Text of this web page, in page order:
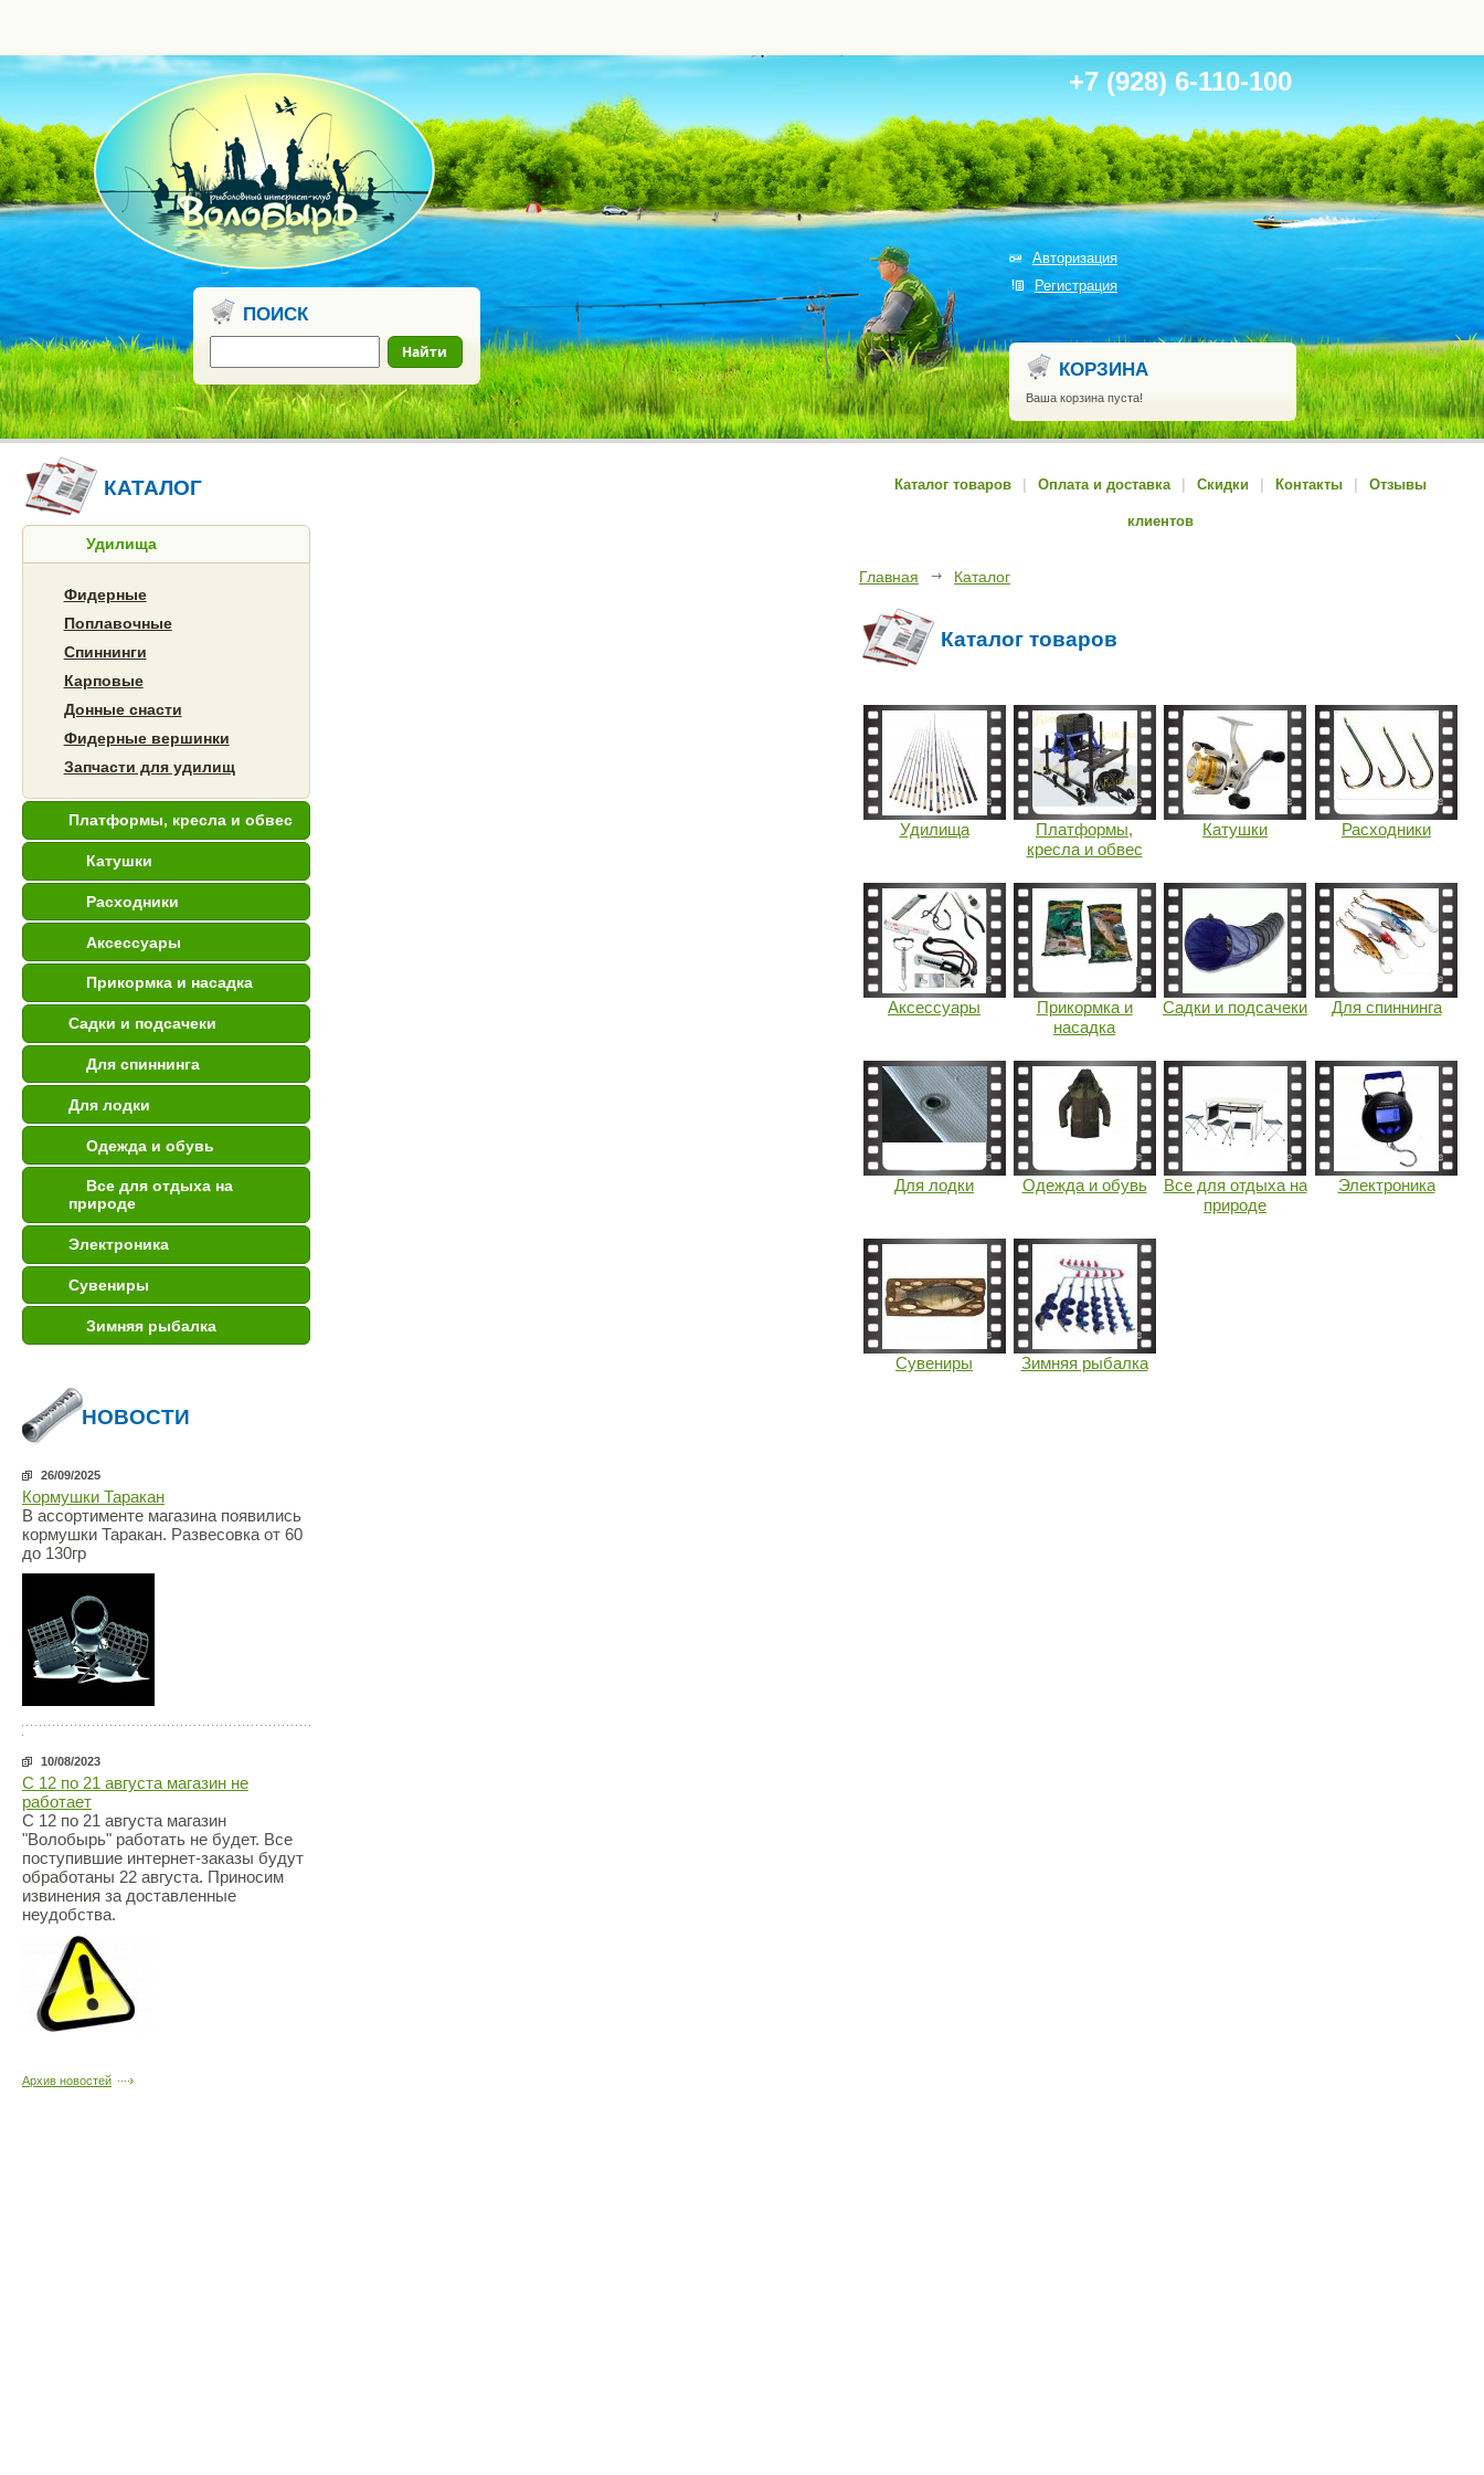
рублей
Авторизация
Регистрация
+7 (928) 6-110-100
КОРЗИНА
Ваша корзина пуста!
ПОИСК
Найти
КАТАЛОГ
Удилища
Фидерные
Поплавочные
Спиннинги
Карповые
Донные снасти
Фидерные вершинки
Запчасти для удилищ
Платформы, кресла и обвес
Катушки
Расходники
Аксессуары
Прикормка и насадка
Садки и подсачеки
Для спиннинга
Для лодки
Одежда и обувь
Все для отдыха на
природе
Электроника
Сувениры
Зимняя рыбалка
НОВОСТИ
26/09/2025
Кормушки Таракан
В ассортименте магазина появились
кормушки Таракан. Развесовка от 60
до 130гр
10/08/2023
С 12 по 21 августа магазин не
работает
С 12 по 21 августа магазин
"Волобырь" работать не будет. Все
поступившие интернет-заказы будут
обработаны 22 августа. Приносим
извинения за доставленные
неудобства.
Архив новостей
Каталог товаров Оплата и доставка Скидки Контакты Отзывы
клиентов
Главная Каталог
Каталог товаров
Удилища
Платформы,
кресла и обвес
Катушки Расходники
Аксессуары
Прикормка и
насадка
Садки и подсачеки Для спиннинга
Для лодки Одежда и обувь
Все для отдыха на
природе
Электроника
Сувениры Зимняя рыбалка